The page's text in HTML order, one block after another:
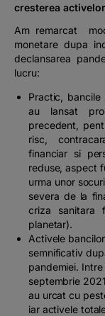
cresterea
Am remarcat
monetare dupa
declansarea
lucru:
Practic, bancile
au lansat
precedent,
risc,
financiar si
reduse, aspect
urma unor
severa de la
criza sanitara
planetar).
Activele
semnificativ
pandemiei.
septembrie
au urcat cu
iar activele